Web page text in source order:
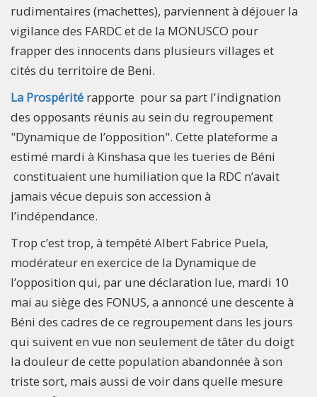
rudimentaires (machettes), parviennent à déjouer la
vigilance des FARDC et de la MONUSCO pour
frapper des innocents dans plusieurs villages et
cités du territoire de Beni.
La Prospérité rapporte pour sa part l'indignation
des opposants réunis au sein du regroupement
"Dynamique de l’opposition". Cette plateforme a
estimé mardi à Kinshasa que les tueries de Béni
constituaient une humiliation que la RDC n’avait
jamais vécue depuis son accession à
l’indépendance.
Trop c’est trop, à tempêté Albert Fabrice Puela,
modérateur en exercice de la Dynamique de
l’opposition qui, par une déclaration lue, mardi 10
mai au siège des FONUS, a annoncé une descente à
Béni des cadres de ce regroupement dans les jours
qui suivent en vue non seulement de tâter du doigt
la douleur de cette population abandonnée à son
triste sort, mais aussi de voir dans quelle mesure